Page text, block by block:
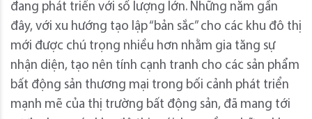
đang phát triển với số lượng lớn. Những năm gần
đây, với xu hướng tạo lập “bản sắc” cho các khu đô thị
mới được chú trọng nhiều hơn nhằm gia tăng sự
nhận diện, tạo nên tính cạnh tranh cho các sản phẩm
bất động sản thương mại trong bối cảnh phát triển
mạnh mẽ của thị trường bất động sản, đã mang tới